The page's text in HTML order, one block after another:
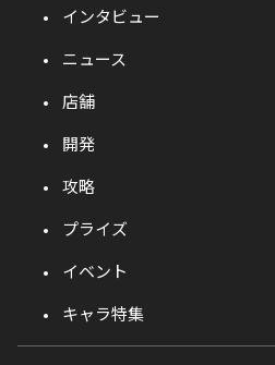
インタビュー
ニュース
店舗
開発
攻略
プライズ
イベント
キャラ特集